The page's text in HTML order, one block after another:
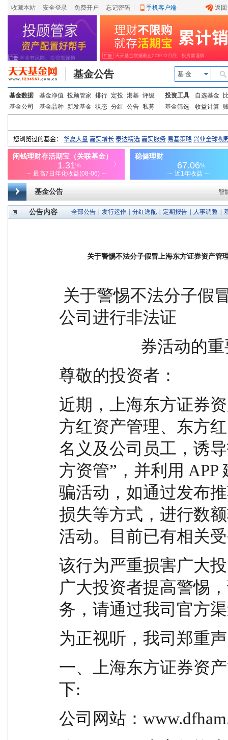
收藏本站 安全登录 免费开户 忘记密码 手机客户端 返
基金公告 基 金
基金数据 基金净值 投顾管家 排行 定投 港基 评级
基金公司
基金品种 新发基金 状态 分红 公告 私募
投资工具 自选基金
基金筛选
收益计算
基金公告 智
公告内容 全部公告 发行运作 分红送配 定期报告 人事调整
关于警惕不法分子假冒上海东方证券资产管
公司进行非法证
券
尊敬的投资者：
近期，上海东方证券
方红资产管理、东方
名义及公司员工，诱
方资管”，并利用
骗活动，如通过发布
损失等方式，进行数
活动。目前已有相关
该行为严重损害广大
广大投资者提高警惕
务，请通过我司官方
为正视听，我司郑重
一、上海东方证券资
下:
公司网站：